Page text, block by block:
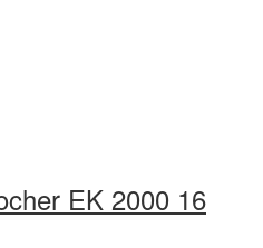
EK 2000 16